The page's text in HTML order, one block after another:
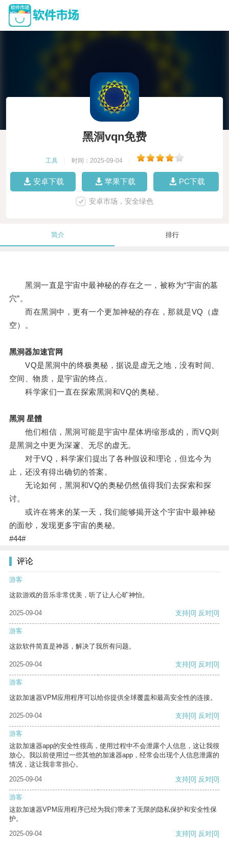
黑洞vqn免费
工具 时间：2025-09-04
安卓下载 苹果下载 PC下载
安卓市场，安全绿色
简介 排行
黑洞一直是宇宙中最神秘的存在之一，被称为“宇宙的墓
穴”。
而在黑洞中，更有一个更加神秘的存在，那就是VQ（虚
空）。
黑洞器加速官网
VQ是黑洞中的终极奥秘，据说是虚无之地，没有时间、
空间、物质，是宇宙的终点。
科学家们一直在探索黑洞和VQ的奥秘。
黑洞 星體
他们相信，黑洞可能是宇宙中星体坍缩形成的，而VQ则
是黑洞之中更为深邃、无尽的虚无。
对于VQ，科学家们提出了各种假设和理论，但迄今为
止，还没有得出确切的答案。
无论如何，黑洞和VQ的奥秘仍然值得我们去探索和探
讨。
或许在将来的某一天，我们能够揭开这个宇宙中最神秘
的面纱，发现更多宇宙的奥秘。
#44#
评论
游客
这款游戏的音乐非常优美，听了让人心旷神怡。
2025-09-04 支持[0] 反对[0]
游客
这款软件简直是神器，解决了我所有问题。
2025-09-04 支持[0] 反对[0]
游客
这款加速器VPM应用程序可以给你提供全球覆盖和最高安全性的连接。
2025-09-04 支持[0] 反对[0]
游客
这款加速器app的安全性很高，使用过程中不会泄露个人信息，这让我很
放心。我以前使用过一些其他的加速器app，经常会出现个人信息泄露的
情况，这让我非常担心。
2025-09-04
支持[0] 反对[0]
游客
这款加速器VPM应用程序已经为我们带来了无限的隐私保护和安全性保
护。
2025-09-04
支持[0] 反对[0]